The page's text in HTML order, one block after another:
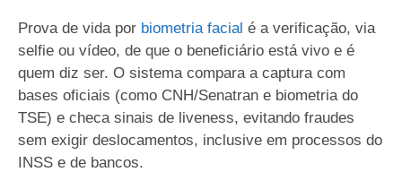
Prova de vida por biometria facial é a verificação, via
selfie ou vídeo, de que o beneficiário está vivo e é
quem diz ser. O sistema compara a captura com
bases oficiais (como CNH/Senatran e biometria do
TSE) e checa sinais de liveness, evitando fraudes
sem exigir deslocamentos, inclusive em processos do
INSS e de bancos.